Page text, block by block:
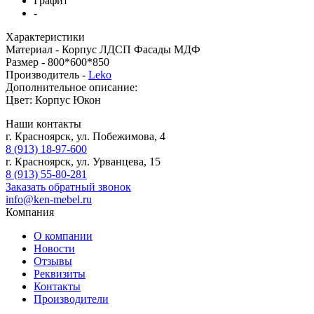
-
Характеристики
Материал - Корпус ЛДСП Фасады МДФ
Размер - 800*600*850
Производитель - Leko
Дополнительное описание:
Цвет: Корпус Юкон
Наши контакты
г. Красноярск, ул. Побежимова, 4
8 (913) 18-97-600
г. Красноярск, ул. Урванцева, 15
8 (913) 55-80-281
Заказать обратный звонок
info@ken-mebel.ru
Компания
О компании
Новости
Отзывы
Реквизиты
Контакты
Производители